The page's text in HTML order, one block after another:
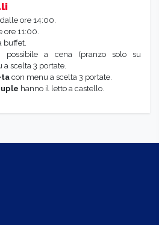
ore 14:00.
ore 11:00.
buffet.
possibile a cena (pranzo solo su
scelta 3 portate.
con menu a scelta 3 portate.
hanno il letto a castello.